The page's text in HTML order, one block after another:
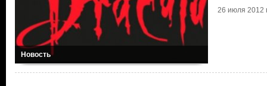
Новость
26 июля 2012